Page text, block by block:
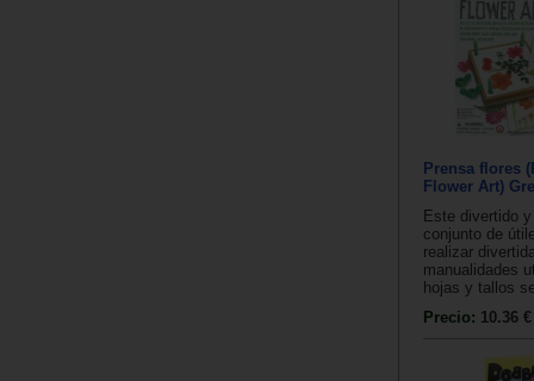
Prensa flores
Flower Art)
Este divertido
conjunto de
realizar
manualidades
hojas y tallos
Precio: 10.36 €